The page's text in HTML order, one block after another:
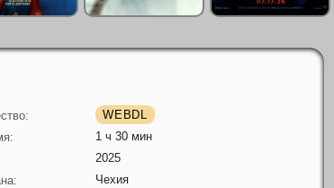
WEBDL
1 ч 30 мин
2025
Чехия